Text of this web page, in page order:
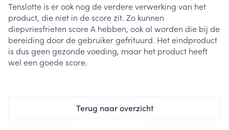
Tenslotte is er ook nog de verdere verwerking van het
product, die niet in de score zit. Zo kunnen
diepvriesfrieten score A hebben, ook al worden die bij de
bereiding door de gebruiker gefrituurd. Het eindproduct
is dus geen gezonde voeding, maar het product heeft
wel een goede score.
Terug naar overzicht